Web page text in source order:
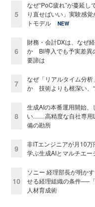
5
なぜ“PoC疲れ”が蔓延
り直せばいい」実験感
トモデル
NEW
6
財務・会計DXは、なぜ
か BI導入でも予実差
要諦は
7
なぜ「リアルタイム分
か 技術よりも根深い、
8
生成AIの本番運用開始
い……高精度な自社専用
備の勘所
9
非ITエンジニアが月10
学ぶ生成AIとマルチエ
10
ソニー 経理部長が明か
せる経理組織の条件──
人材育成術